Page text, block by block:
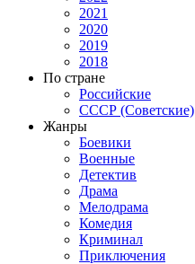
2021
2020
2019
2018
По стране
Российские
СССР (Советские)
Жанры
Боевики
Военные
Детектив
Драма
Мелодрама
Комедия
Криминал
Приключения